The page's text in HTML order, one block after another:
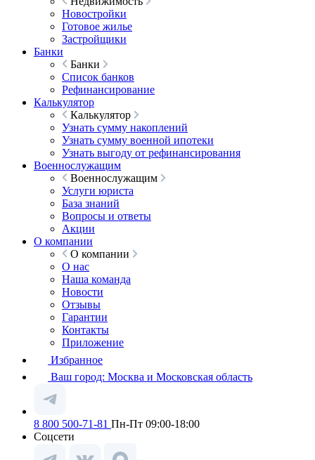
Новостройки
Готовое жилье
Застройщики
Банки
Банки
Список банков
Рефинансирование
Калькулятор
Калькулятор
Узнать сумму накоплений
Узнать сумму военной ипотеки
Узнать выгоду от рефинансирования
Военнослужащим
Военнослужащим
Услуги юриста
База знаний
Вопросы и ответы
Акции
О компании
О компании
О нас
Наша команда
Новости
Отзывы
Гарантии
Контакты
Приложение
Избранное
Ваш город: Москва и Московская область
8 800 500-71-81 Пн-Пт 09:00-18:00
Соцсети